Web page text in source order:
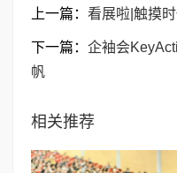
上一篇： 看展啦|触摸
下一篇： 企袖会
帆
相关推荐